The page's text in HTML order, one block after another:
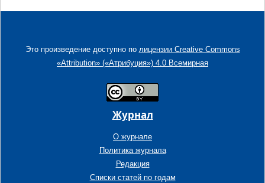
Это произведение доступно по лицензии Creative Commons
«Attribution» («Атрибуция») 4.0 Всемирная
Журнал
О журнале
Политика журнала
Редакция
Списки статей по годам